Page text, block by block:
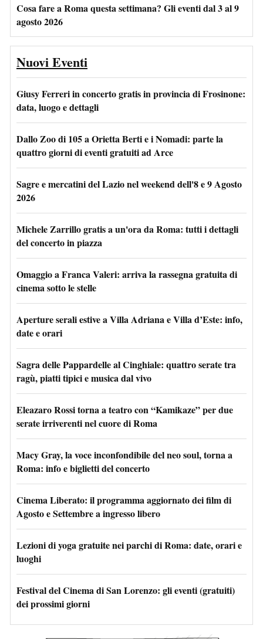
Cosa fare a Roma questa settimana? Gli eventi dal 3 al 9
agosto 2026
Nuovi Eventi
Giusy Ferreri in concerto gratis in provincia di Frosinone:
data, luogo e dettagli
Dallo Zoo di 105 a Orietta Berti e i Nomadi: parte la
quattro giorni di eventi gratuiti ad Arce
Sagre e mercatini del Lazio nel weekend dell'8 e 9 Agosto
2026
Michele Zarrillo gratis a un'ora da Roma: tutti i dettagli
del concerto in piazza
Omaggio a Franca Valeri: arriva la rassegna gratuita di
cinema sotto le stelle
Aperture serali estive a Villa Adriana e Villa d’Este: info,
date e orari
Sagra delle Pappardelle al Cinghiale: quattro serate tra
ragù, piatti tipici e musica dal vivo
Eleazaro Rossi torna a teatro con “Kamikaze” per due
serate irriverenti nel cuore di Roma
Macy Gray, la voce inconfondibile del neo soul, torna a
Roma: info e biglietti del concerto
Cinema Liberato: il programma aggiornato dei film di
Agosto e Settembre a ingresso libero
Lezioni di yoga gratuite nei parchi di Roma: date, orari e
luoghi
Festival del Cinema di San Lorenzo: gli eventi (gratuiti)
dei prossimi giorni